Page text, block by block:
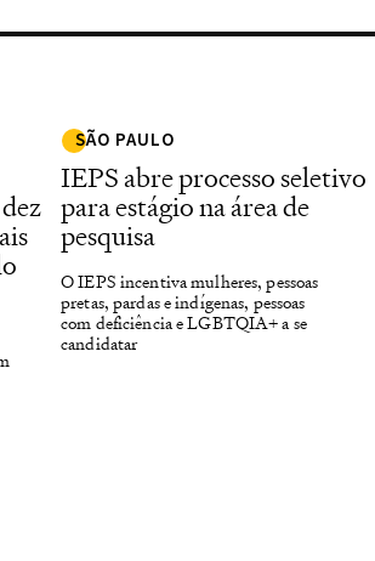
SÃO PAULO
IEPS abre processo seletivo
para estágio na área de
pesquisa
O IEPS incentiva mulheres, pessoas
pretas, pardas e indígenas, pessoas
com deficiência e LGBTQIA+ a se
candidatar